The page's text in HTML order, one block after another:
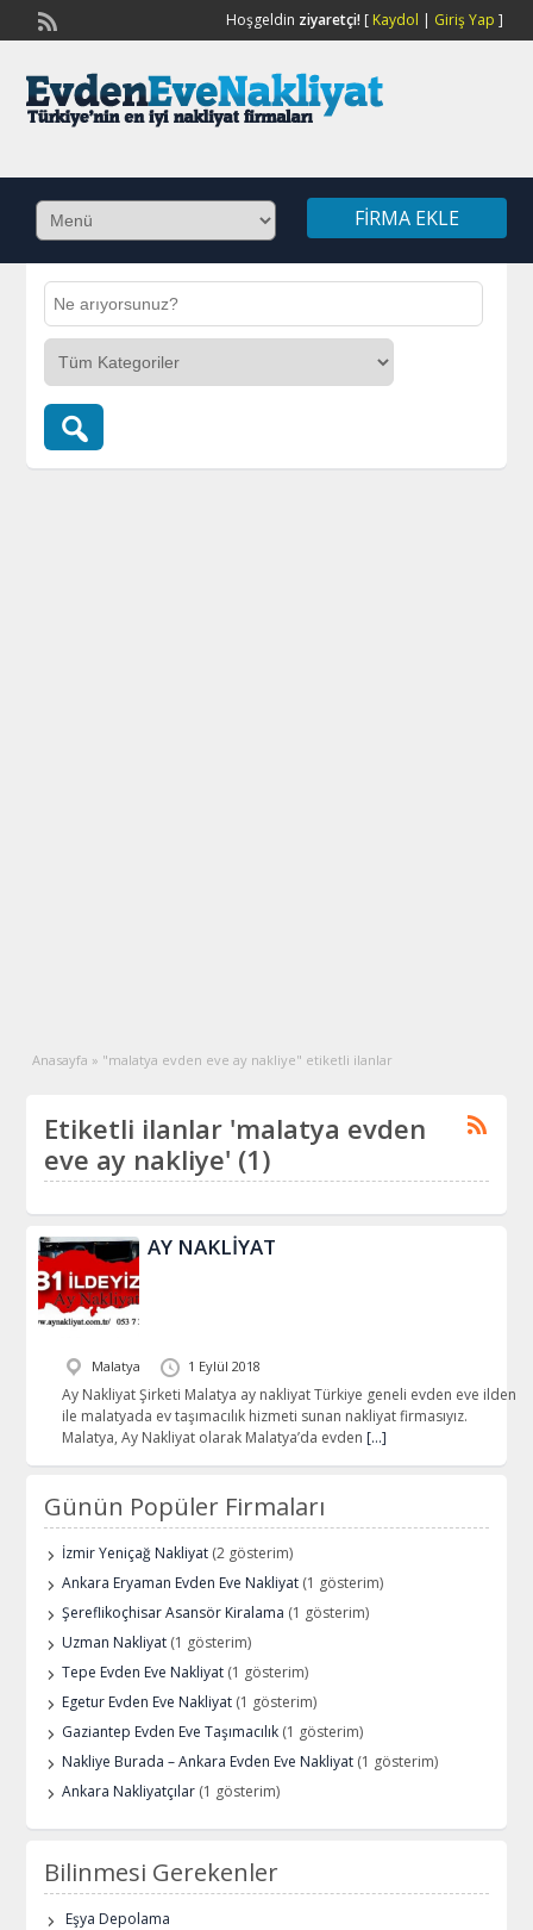
Hoşgeldin ziyaretçi![ Kaydol | Giriş Yap ]
FIRMA EKLE
Anasayfa » "malatya evden eve ay nakliye" etiketli ilanlar
Etiketli ilanlar 'malatya evden
eve ay nakliye' (1)
AY NAKLİYAT
Malatya 1 Eylül 2018
Ay Nakliyat Şirketi Malatya ay nakliyat Türkiye geneli evden eve ilden
ile malatyada ev taşımacılık hizmeti sunan nakliyat firmasıyız.
Malatya, Ay Nakliyat olarak Malatya’da evden […]
Günün Popüler Firmaları
İzmir Yeniçağ Nakliyat (2 gösterim)
Ankara Eryaman Evden Eve Nakliyat (1 gösterim)
Şereflikoçhisar Asansör Kiralama (1 gösterim)
Uzman Nakliyat (1 gösterim)
Tepe Evden Eve Nakliyat (1 gösterim)
Egetur Evden Eve Nakliyat (1 gösterim)
Gaziantep Evden Eve Taşımacılık (1 gösterim)
Nakliye Burada – Ankara Evden Eve Nakliyat (1 gösterim)
Ankara Nakliyatçılar (1 gösterim)
Bilinmesi Gerekenler
Eşya Depolama